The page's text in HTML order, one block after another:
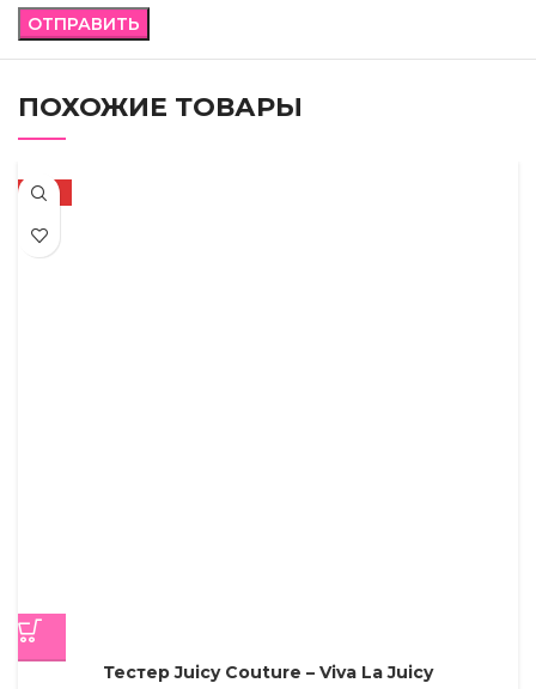
ПОХОЖИЕ ТОВАРЫ
-21%
Тестер Juicy Couture – Viva La Juicy